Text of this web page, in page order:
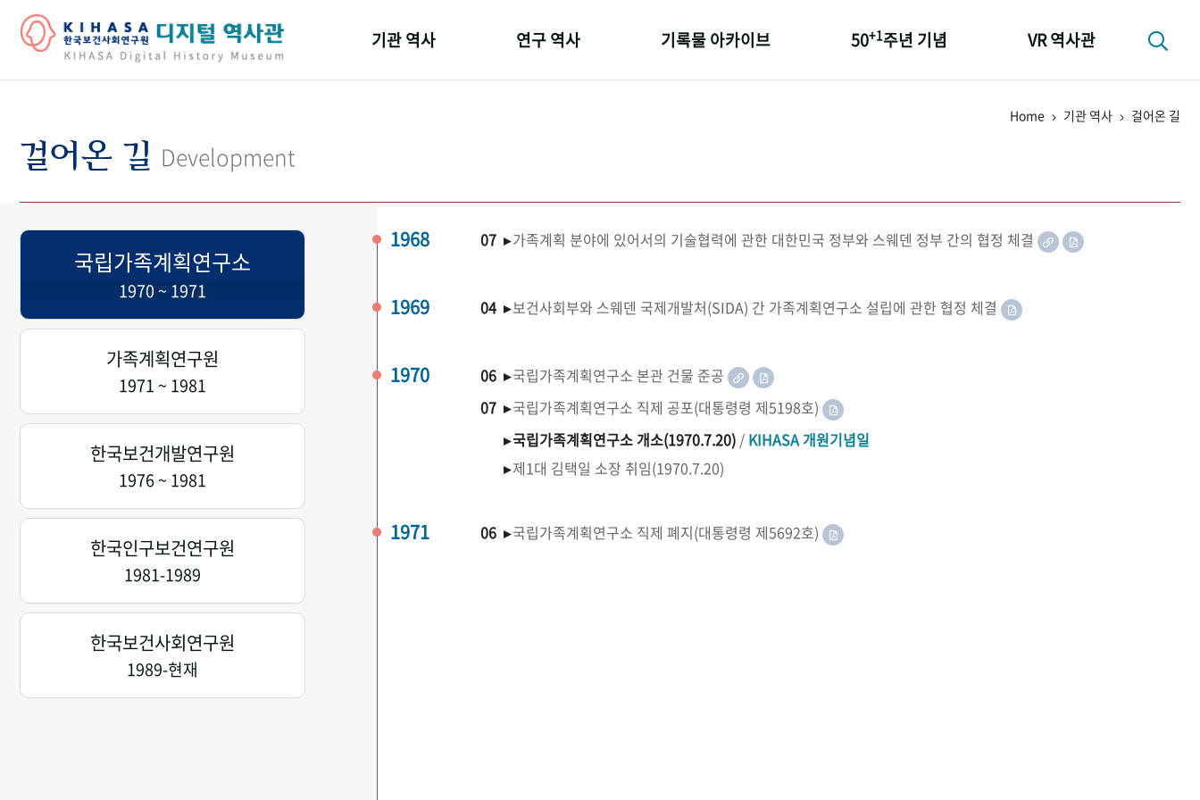
기관 역사 연구 역사 기록물 아카이브 50+1주년 기념 VR 역사관
Home 기관 역사 걸어온 길
걸어온 길 Development
국립가족계획연구소
1970 ~ 1971
가족계획연구원
1971 ~ 1981
한국보건개발연구원
1976 ~ 1981
한국인구보건연구원
1981-1989
한국보건사회연구원
1989-현재
1968 07 ▸가족계획 분야에 있어서의 기술협력에 관한 대한민국 정부와 스웨덴 정부 간의 협정 체결
1969 04 ▸보건사회부와 스웨덴 국제개발처(SIDA) 간 가족계획연구소 설립에 관한 협정 체결
1970 06 ▸국립가족계획연구소 본관 건물 준공
07 ▸국립가족계획연구소 직제 공포(대통령령 제5198호)
▸국립가족계획연구소 개소(1970.7.20) / KIHASA 개원기념일
▸제1대 김택일 소장 취임(1970.7.20)
1971 06 ▸국립가족계획연구소 직제 폐지(대통령령 제5692호)